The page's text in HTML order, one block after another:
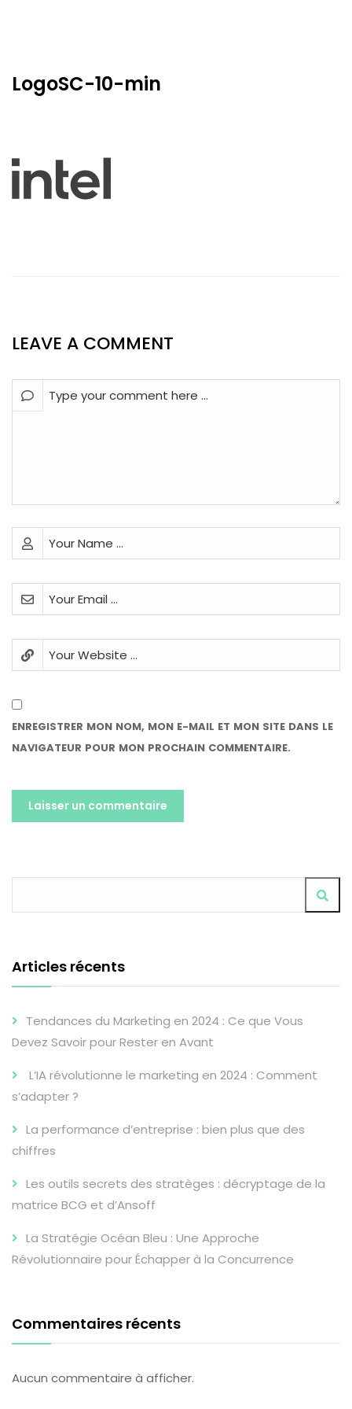
LogoSC-10-min
LEAVE A COMMENT
ENREGISTRER MON NOM, MON E-MAIL ET MON SITE DANS LE
NAVIGATEUR POUR MON PROCHAIN COMMENTAIRE.
Articles récents
Tendances du Marketing en 2024 : Ce que Vous
Devez Savoir pour Rester en Avant
L’IA révolutionne le marketing en 2024 : Comment
s’adapter ?
La performance d’entreprise : bien plus que des
chiffres
Les outils secrets des stratèges : décryptage de la
matrice BCG et d’Ansoff
La Stratégie Océan Bleu : Une Approche
Révolutionnaire pour Échapper à la Concurrence
Commentaires récents
Aucun commentaire à afficher.